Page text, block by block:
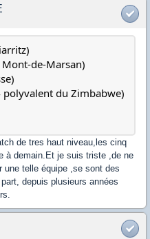
de-Marsan)
du Zimbabwe)
de tres haut niveau,les cinq
à demain.Et je suis triste ,de ne
une telle équipe ,se sont des
depuis plusieurs années